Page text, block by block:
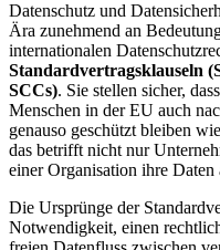
Datenschutz und
Ära zunehmend an
internationalen
Standardvertragsklauseln
SCCs). Sie stellen sicher,
Menschen in der EU auch
genauso geschützt bleiben
das betrifft nicht nur
einer Organisation ihre Daten
Die Ursprünge der
Notwendigkeit, einen